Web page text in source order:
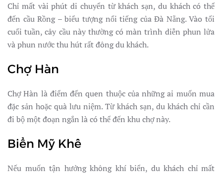
Chỉ mất vài phút di chuyển từ khách sạn, du khách có thể
đến cầu Rồng – biểu tượng nổi tiếng của Đà Nẵng. Vào tối
cuối tuần, cây cầu này thường có màn trình diễn phun lửa
và phun nước thu hút rất đông du khách.
Chợ Hàn
Chợ Hàn là điểm đến quen thuộc của những ai muốn mua
đặc sản hoặc quà lưu niệm. Từ khách sạn, du khách chỉ cần
đi bộ một đoạn ngắn là có thể đến khu chợ này.
Biển Mỹ Khê
Nếu muốn tận hưởng không khí biển, du khách chỉ mất